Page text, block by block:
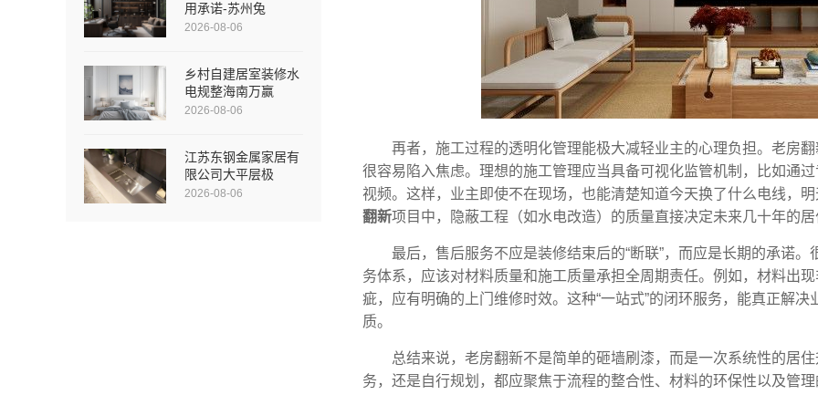
用承诺-苏州兔
2026-08-06
乡村自建居室装修水
电规整海南万赢
2026-08-06
江苏东钢金属家居有
限公司大平层极
2026-08-06
再者，施工过程的透明化管理能极大减轻业主的心理负担。老房
很容易陷入焦虑。理想的施工管理应当具备可视化监管机制，比如通
视频。这样，业主即使不在现场，也能清楚知道今天换了什么电线，
翻新项目中，隐蔽工程（如水电改造）的质量直接决定未来几十年的
最后，售后服务不应是装修结束后的“断联”，而应是长期的承诺
务体系，应该对材料质量和施工质量承担全周期责任。例如，材料出
疵，应有明确的上门维修时效。这种“一站式”的闭环服务，能真正解
质。
总结来说，老房翻新不是简单的砸墙刷漆，而是一次系统性的居
务，还是自行规划，都应聚焦于流程的整合性、材料的环保性以及管